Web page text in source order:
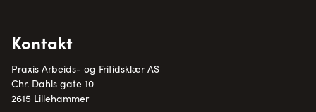
Kontakt
Praxis Arbeids- og Fritidsklær AS
Chr. Dahls gate 10
2615 Lillehammer